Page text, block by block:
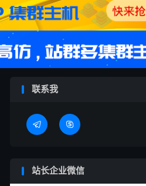
联系我
 
站长企业微信